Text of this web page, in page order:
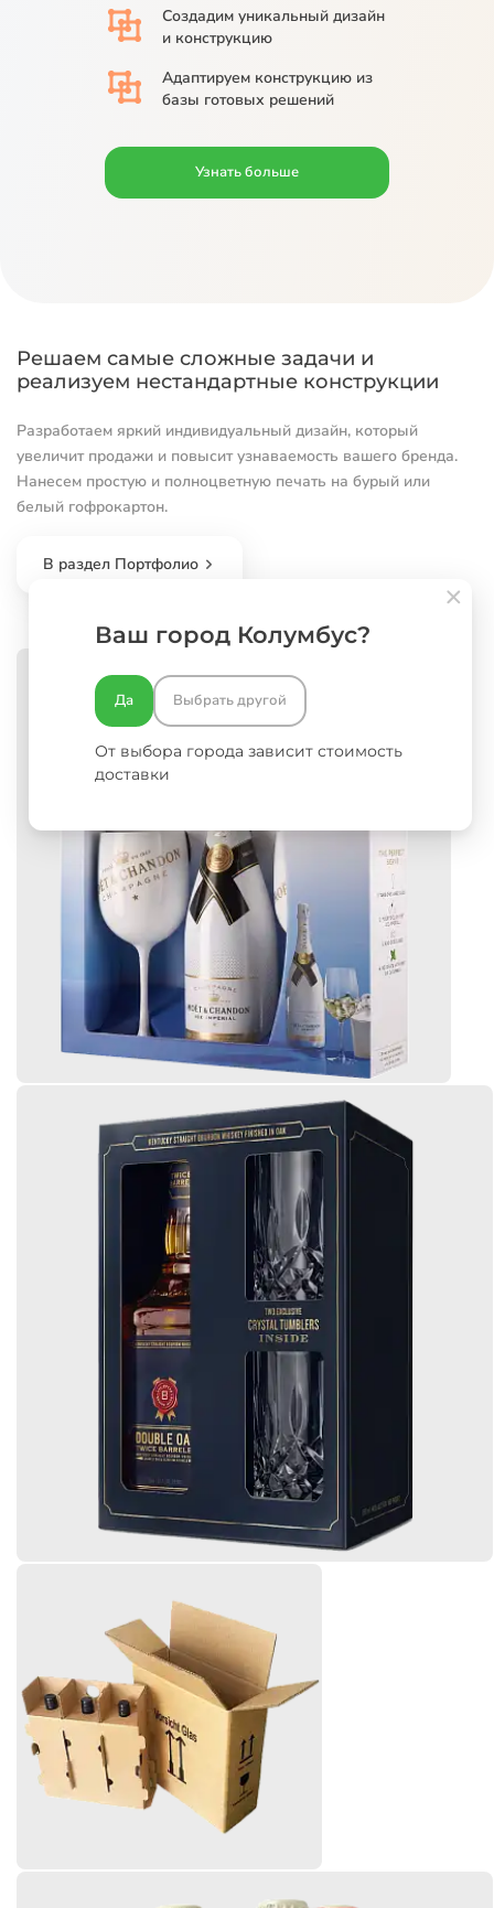
Создадим уникальный дизайн
и конструкцию
Адаптируем конструкцию из
базы готовых решений
Узнать больше
Решаем самые сложные задачи и
реализуем нестандартные конструкции
Разработаем яркий индивидуальный дизайн, который
увеличит продажи и повысит узнаваемость вашего бренда.
Нанесем простую и полноцветную печать на бурый или
белый гофрокартон.
В раздел Портфолио
Ваш город Колумбус?
Да Выбрать другой
От выбора города зависит стоимость
доставки